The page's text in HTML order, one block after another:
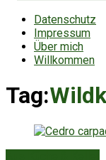
Datenschutz
Impressum
Über mich
Willkommen
Tag: